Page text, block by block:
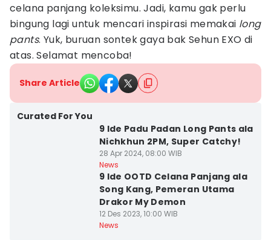
celana panjang koleksimu. Jadi, kamu gak perlu
bingung lagi untuk mencari inspirasi memakai long
pants. Yuk, buruan sontek gaya bak Sehun EXO di
atas. Selamat mencoba!
Share Article
Curated For You
9 Ide Padu Padan Long Pants ala
Nichkhun 2PM, Super Catchy!
28 Apr 2024, 08:00 WIB
News
9 Ide OOTD Celana Panjang ala
Song Kang, Pemeran Utama
Drakor My Demon
12 Des 2023, 10:00 WIB
News